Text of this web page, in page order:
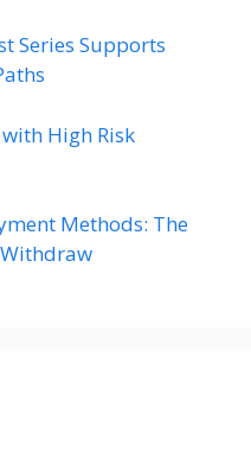
Series Supports
High Risk
Methods: The